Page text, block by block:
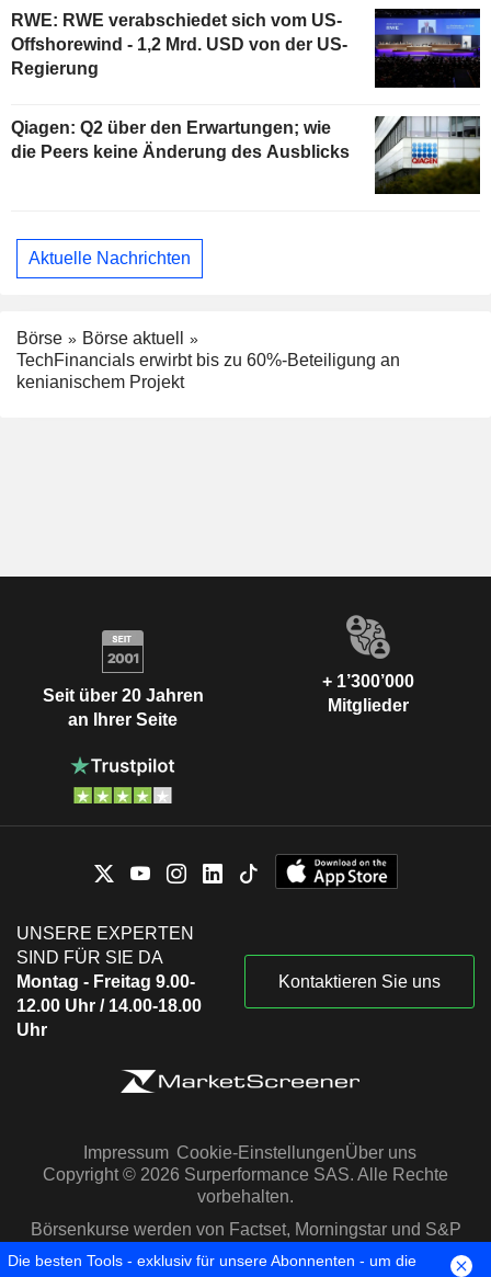
RWE: RWE verabschiedet sich vom US-
Offshorewind - 1,2 Mrd. USD von der US-
Regierung
Qiagen: Q2 über den Erwartungen; wie
die Peers keine Änderung des Ausblicks
Aktuelle Nachrichten
Börse
Börse aktuell
TechFinancials erwirbt bis zu 60%-Beteiligung an
kenianischem Projekt
Seit über 20 Jahren
an Ihrer Seite
+ 1’300’000
Mitglieder
UNSERE EXPERTEN
SIND FÜR SIE DA
Montag - Freitag 9.00-
12.00 Uhr / 14.00-18.00
Uhr
Kontaktieren Sie uns
Impressum Cookie-EinstellungenÜber uns
Copyright © 2026 Surperformance SAS. Alle Rechte
vorbehalten.
Börsenkurse werden von Factset, Morningstar und S&P
Capital IQ zur Verfügung gestellt
Die besten Tools - exklusiv für unsere Abonnenten - um die